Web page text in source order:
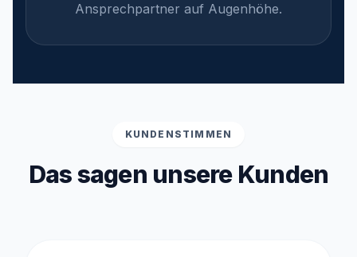
Ansprechpartner auf Augenhöhe.
KUNDENSTIMMEN
Das sagen unsere Kunden